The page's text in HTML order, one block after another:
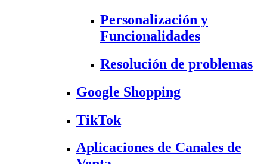
Personalización y
Funcionalidades
Resolución de problemas
Google Shopping
TikTok
Aplicaciones de Canales de